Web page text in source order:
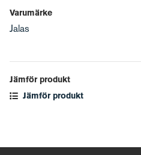
Varumärke
Jalas
Jämför produkt
Jämför produkt